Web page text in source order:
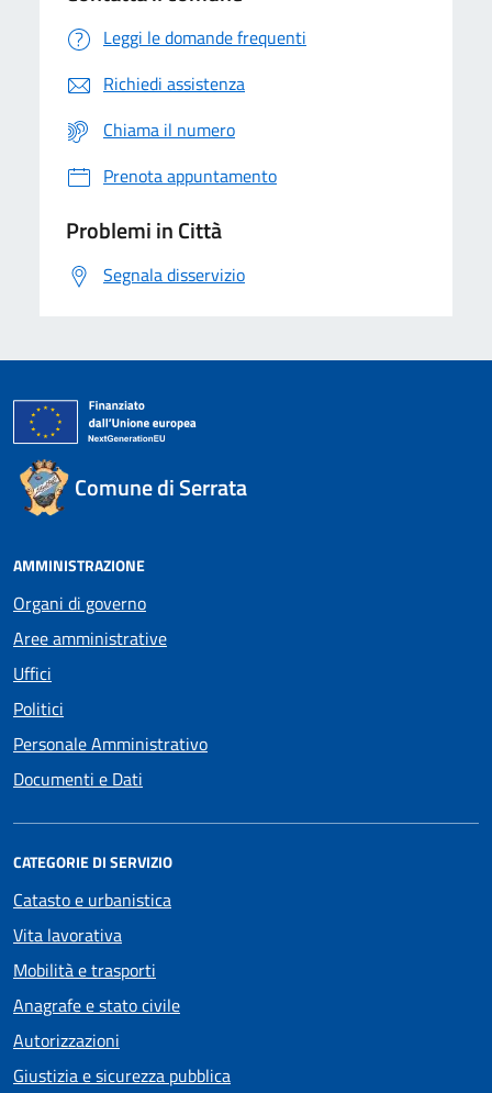
Leggi le domande frequenti
Richiedi assistenza
Chiama il numero
Prenota appuntamento
Problemi in Città
Segnala disservizio
Comune di Serrata
AMMINISTRAZIONE
Organi di governo
Aree amministrative
Uffici
Politici
Personale Amministrativo
Documenti e Dati
CATEGORIE DI SERVIZIO
Catasto e urbanistica
Vita lavorativa
Mobilità e trasporti
Anagrafe e stato civile
Autorizzazioni
Giustizia e sicurezza pubblica